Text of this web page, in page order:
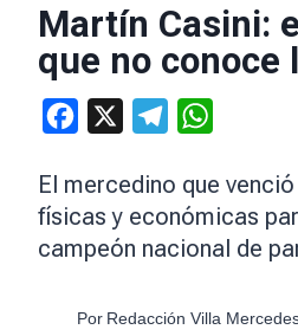
Martín Casini:
que no conoce
Facebook Telegram
El mercedino que
físicas y económicas
campeón nacional de
Por Redacción Villa